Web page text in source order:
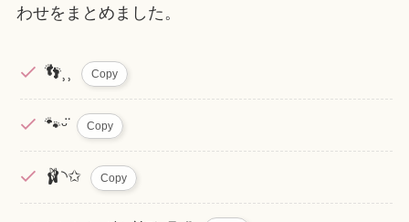
わせをまとめました。
👣⸒⸒ Copy
🐾ᵕ̈ Copy
🩰◝✩ Copy